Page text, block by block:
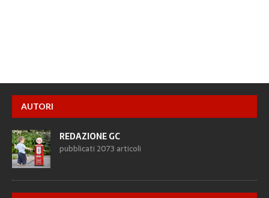
AUTORI
REDAZIONE GC
pubblicati 2073 articoli